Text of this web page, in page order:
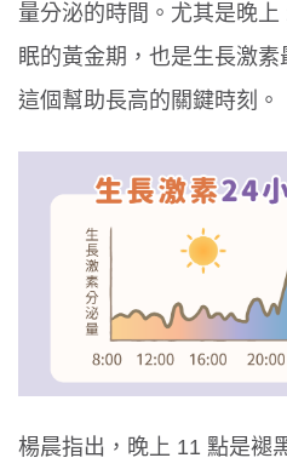
量分泌的時間。尤其是晚
眠的黃金期，也是生長激
這個幫助長高的關鍵時刻。
楊晨指出，晚上 11 點是褪